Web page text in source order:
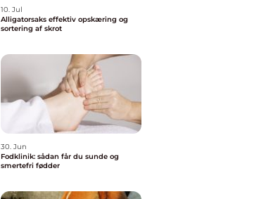
10. Jul
Alligatorsaks effektiv opskæring og
sortering af skrot
30. Jun
Fodklinik: sådan får du sunde og
smertefri fødder